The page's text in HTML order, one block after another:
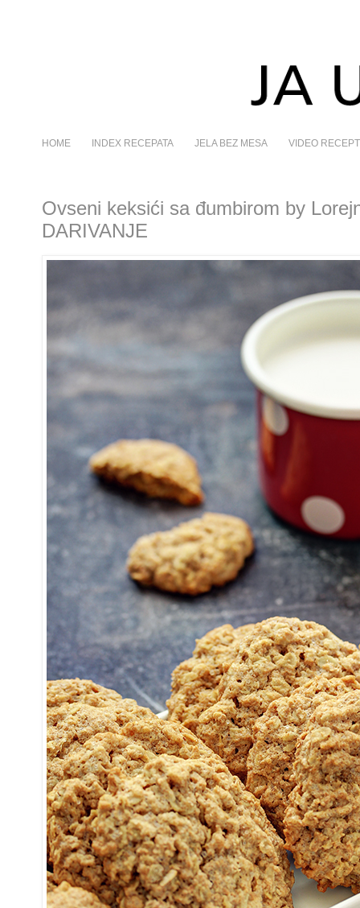
HOME INDEX RECEPATA JELA BEZ MESA VIDEO
Ovseni keksići sa đumbirom by
DARIVANJE